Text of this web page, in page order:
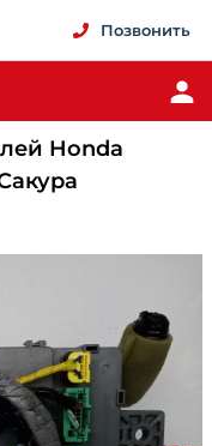
Позвонить
Honda